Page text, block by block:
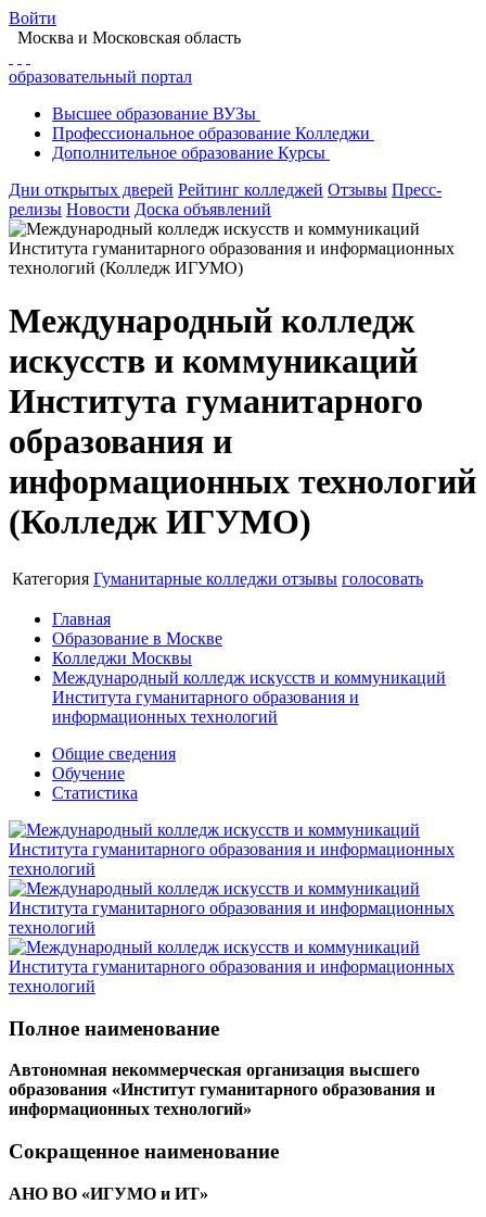
Войти
Москва и Московская область
образовательный портал
Высшее образование ВУЗы
Профессиональное образование Колледжи
Дополнительное образование Курсы
Дни открытых дверей Рейтинг колледжей Отзывы Пресс-
релизы Новости Доска объявлений
Международный колледж
искусств и коммуникаций
Института гуманитарного
образования и
информационных технологий
(Колледж ИГУМО)
Категория Гуманитарные колледжи отзывы голосовать
Главная
Образование в Москве
Колледжи Москвы
Международный колледж искусств и коммуникаций
Института гуманитарного образования и
информационных технологий
Общие сведения
Обучение
Статистика
Полное наименование
Автономная некоммерческая организация высшего
образования «Институт гуманитарного образования и
информационных технологий»
Сокращенное наименование
АНО ВО «ИГУМО и ИТ»